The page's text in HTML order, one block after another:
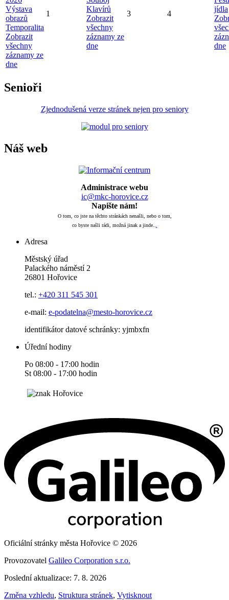
Výstava
obrazů
Temporalita
Zobrazit
všechny
záznamy ze
dne
1
Klavírů
Zobrazit
všechny
záznamy ze
dne
3 4
jídla
dne
Senioři
Zjednodušená verze stránek nejen pro seniory
Náš web
Administrace webu
ic@mkc-horovice.cz
Napište nám!
O tom, co jste na těchto stránkách nenašli, nebo o tom,
co byste našli rádi, možná jinak a jinde..
Adresa
Městský úřad
Palackého náměstí 2
26801 Hořovice
tel.: +420 311 545 301
e-mail: e-podatelna@mesto-horovice.cz
identifikátor datové schránky: yjmbxfn
Úřední hodiny
Po 08:00 - 17:00 hodin
St 08:00 - 17:00 hodin
Oficiální stránky města Hořovice © 2026
Provozovatel Galileo Corporation s.r.o.
Poslední aktualizace: 7. 8. 2026
Změna vzhledu, Struktura stránek, Vytisknout